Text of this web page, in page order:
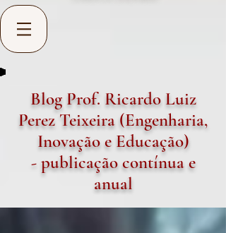
Blog Prof. Ricardo Luiz
Perez Teixeira (Engenharia,
Inovação e Educação)
- publicação contínua e
anual